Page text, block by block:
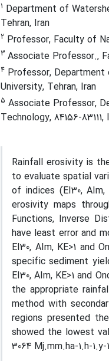
1 Department of
Tehran, Iran
2 Professor, Faculty of
3 Associate Professor.,
4 Professor, Department
University, Tehran, Iran
5 Associate Professor,
Technology, 84156-
Rainfall erosivity is
to evaluate spatial
of indices (EI30,
erosivity maps
Functions, Inverse
have least error and
EI30, AIm, KE>1 and
specific sediment
EI30, AIm, KE>1 and
the appropriate
method with
regions presented
showed the lowest
3064 Mj.mm.ha-1.h-1.y-